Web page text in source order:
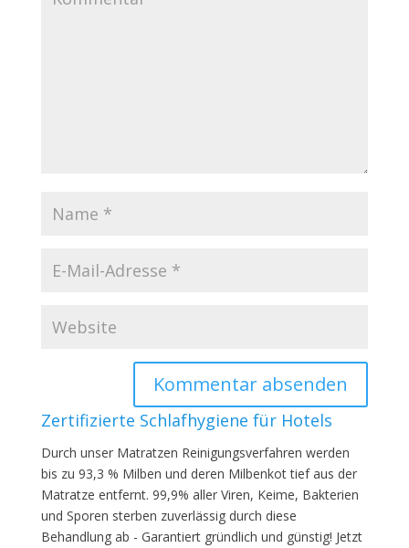
Zertifizierte Schlafhygiene für Hotels
Durch unser Matratzen Reinigungsverfahren werden
bis zu 93,3 % Milben und deren Milbenkot tief aus der
Matratze entfernt. 99,9% aller Viren, Keime, Bakterien
und Sporen sterben zuverlässig durch diese
Behandlung ab - Garantiert gründlich und günstig! Jetzt